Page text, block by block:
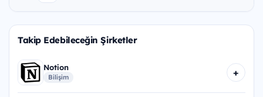
Takip Edebileceğin Şirketler
Notion
Bilişim +